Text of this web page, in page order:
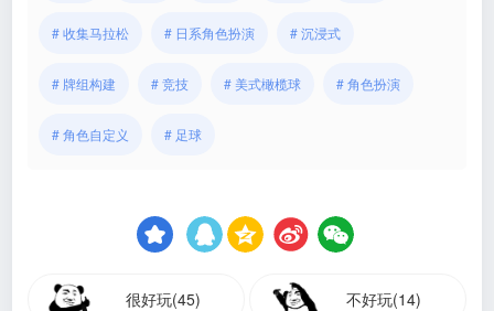
# 收集马拉松 # 日系角色扮演 # 沉浸式
# 牌组构建 # 竞技 # 美式橄榄球 # 角色扮演
# 角色自定义 # 足球
很好玩(45) 不好玩(14)